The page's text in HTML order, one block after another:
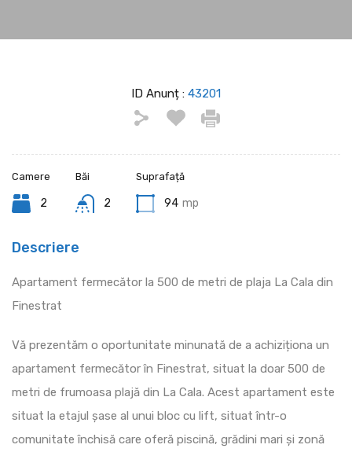
ID Anunț : 43201
Camere
2
Băi
2
Suprafață
94 mp
Descriere
Apartament fermecător la 500 de metri de plaja La Cala din
Finestrat
Vă prezentăm o oportunitate minunată de a achiziționa un
apartament fermecător în Finestrat, situat la doar 500 de
metri de frumoasa plajă din La Cala. Acest apartament este
situat la etajul șase al unui bloc cu lift, situat într-o
comunitate închisă care oferă piscină, grădini mari și zonă